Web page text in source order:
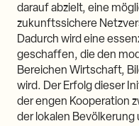
darauf abzielt, eine
zukunftssichere
Dadurch wird eine
geschaffen, die den
Bereichen Wirtschaft,
wird. Der Erfolg dieser
der engen Kooperation
der lokalen Bevölkerung